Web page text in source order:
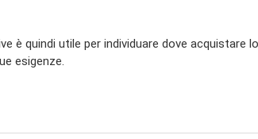
quindi utile per individuare dove acquistare
esigenze.